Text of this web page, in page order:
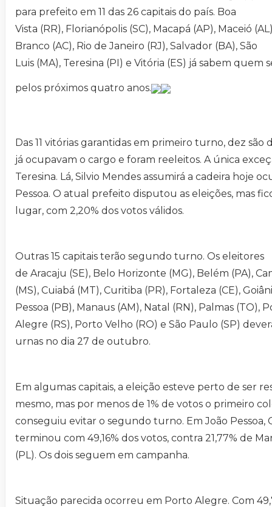
para prefeito em 11 das 26 capitais do país. Boa
Vista (RR), Florianópolis (SC), Macapá (AP), Maceió
Branco (AC), Rio de Janeiro (RJ), Salvador (BA), São
Luis (MA), Teresina (PI) e Vitória (ES) já sabem quem
pelos próximos quatro anos.
Das 11 vitórias garantidas em primeiro turno, dez
já ocupavam o cargo e foram reeleitos. A única
Teresina. Lá, Silvio Mendes assumirá a cadeira hoje
Pessoa. O atual prefeito disputou as eleições, mas
lugar, com 2,20% dos votos válidos.
Outras 15 capitais terão segundo turno. Os eleitores
de Aracaju (SE), Belo Horizonte (MG), Belém (PA),
(MS), Cuiabá (MT), Curitiba (PR), Fortaleza (CE),
Pessoa (PB), Manaus (AM), Natal (RN), Palmas (TO),
Alegre (RS), Porto Velho (RO) e São Paulo (SP)
urnas no dia 27 de outubro.
Em algumas capitais, a eleição esteve perto de ser
mesmo, mas por menos de 1% de votos o primeiro
conseguiu evitar o segundo turno. Em João Pessoa,
terminou com 49,16% dos votos, contra 21,77% de
(PL). Os dois seguem em campanha.
Situação parecida ocorreu em Porto Alegre. Com